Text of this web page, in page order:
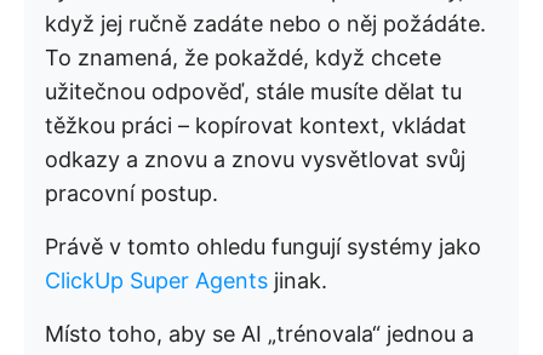
když jej ručně zadáte nebo o něj požádáte.
To znamená, že pokaždé, když chcete
užitečnou odpověď, stále musíte dělat tu
těžkou práci – kopírovat kontext, vkládat
odkazy a znovu a znovu vysvětlovat svůj
pracovní postup.
Právě v tomto ohledu fungují systémy jako
ClickUp Super Agents jinak.
Místo toho, aby se AI „trénovala“ jednou a